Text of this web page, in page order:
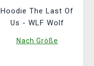
Hoodie The Last Of
Us - WLF Wolf
Nach Größe